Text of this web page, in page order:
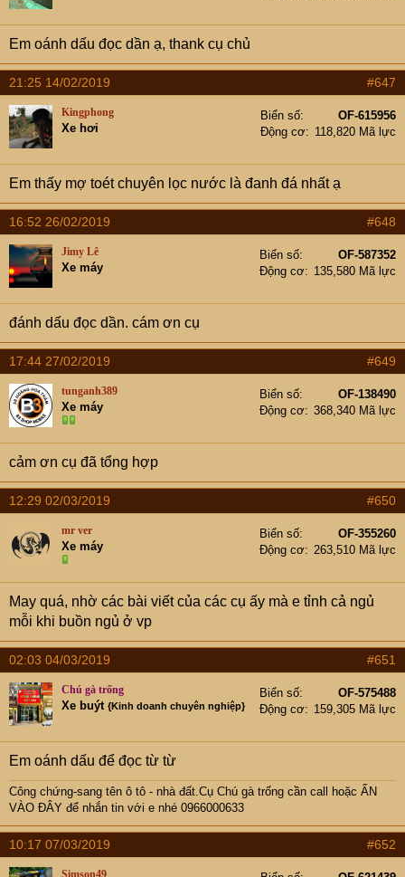
Em oánh dấu đọc dần ạ, thank cụ chủ
21:25 14/02/2019 #647
Kingphong
Xe hơi
Biển số
OF-615956
Động cơ
118,820 Mã lực
Em thấy mợ toét chuyên lọc nước là đanh đá nhất ạ
16:52 26/02/2019 #648
Jimy Lê
Xe máy
Biển số
OF-587352
Động cơ
135,580 Mã lực
đánh dấu đọc dần. cám ơn cụ
17:44 27/02/2019 #649
tunganh389
Xe máy
Biển số
OF-138490
Động cơ
368,340 Mã lực
cảm ơn cụ đã tổng hợp
12:29 02/03/2019 #650
mr ver
Xe máy
Biển số
OF-355260
Động cơ
263,510 Mã lực
May quá, nhờ các bài viết của các cụ ấy mà e tỉnh cả ngủ
mỗi khi buồn ngủ ở vp
02:03 04/03/2019 #651
Chú gà trống
Xe buýt {Kinh doanh chuyên nghiệp}
Biển số
OF-575488
Động cơ
159,305 Mã lực
Em oánh dấu để đọc từ từ
Công chứng-sang tên ô tô - nhà đất.Cụ Chú gà trống cần call hoặc ẤN
VÀO ĐÂY để nhắn tin với e nhé 0966000633
10:17 07/03/2019 #652
Simson49